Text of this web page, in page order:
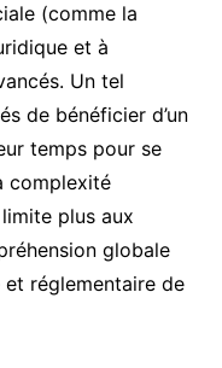
(comme la
et à
Un tel
de bénéficier d’un
temps pour se
complexité
plus aux
globale
et réglementaire de